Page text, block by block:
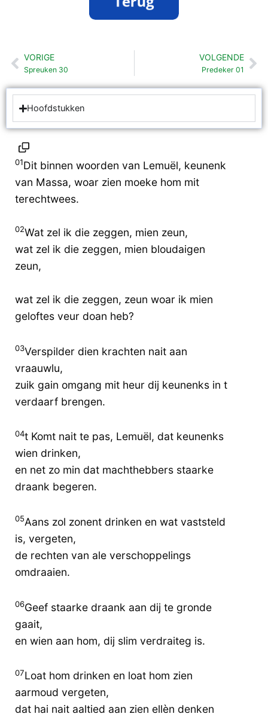
Vorige
VORIGE
Spreuken 30
VOLGENDE
Predeker 01
Hoofdstukken
01Dit binnen woorden van Lemuël, keunenk
van Massa, woar zien moeke hom mit
terechtwees.
02Wat zel ik die zeggen, mien zeun,
wat zel ik die zeggen, mien bloudaigen
zeun,
wat zel ik die zeggen, zeun woar ik mien
geloftes veur doan heb?
03Verspilder dien krachten nait aan
vraauwlu,
zuik gain omgang mit heur dij keunenks in t
verdaarf brengen.
04t Komt nait te pas, Lemuël, dat keunenks
wien drinken,
en net zo min dat machthebbers staarke
draank begeren.
05Aans zol zonent drinken en wat vaststeld
is, vergeten,
de rechten van ale verschoppelings
omdraaien.
06Geef staarke draank aan dij te gronde
gaait,
en wien aan hom, dij slim verdraiteg is.
07Loat hom drinken en loat hom zien
aarmoud vergeten,
dat hai nait aaltied aan zien ellèn denken